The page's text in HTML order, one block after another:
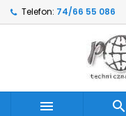
Telefon: 74/66 55 086
 